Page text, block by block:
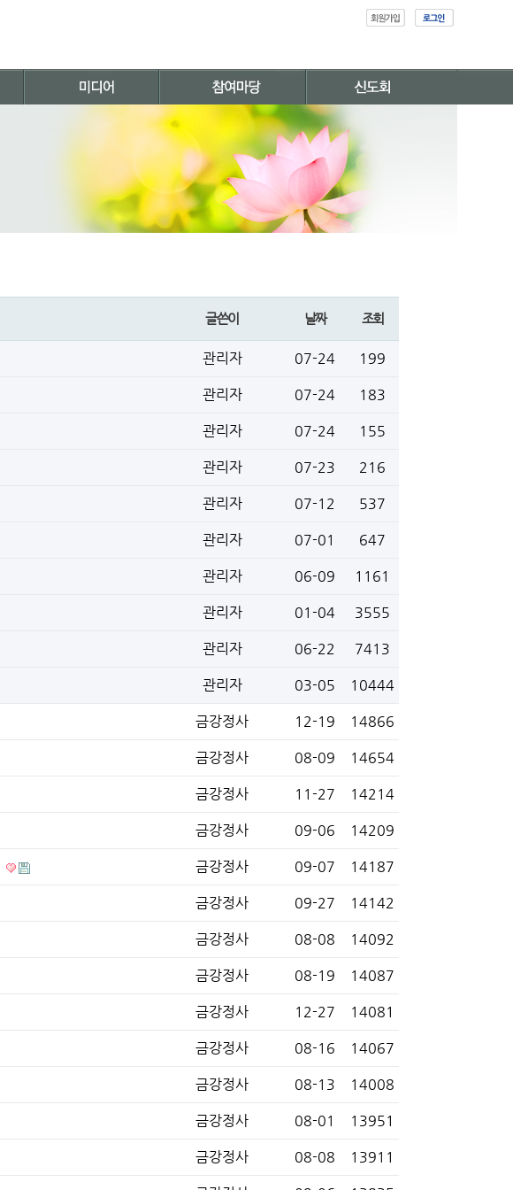
글쓴이 날짜 조회
관리자 07-24 199
관리자 07-24 183
관리자 07-24 155
관리자 07-23 216
관리자 07-12 537
관리자 07-01 647
관리자 06-09 1161
관리자 01-04 3555
관리자 06-22 7413
관리자 03-05 10444
금강정사 12-19 14866
금강정사 08-09 14654
금강정사 11-27 14214
금강정사 09-06 14209
금강정사 09-07 14187
금강정사 09-27 14142
금강정사 08-08 14092
금강정사 08-19 14087
금강정사 12-27 14081
금강정사 08-16 14067
금강정사 08-13 14008
금강정사 08-01 13951
금강정사 08-08 13911